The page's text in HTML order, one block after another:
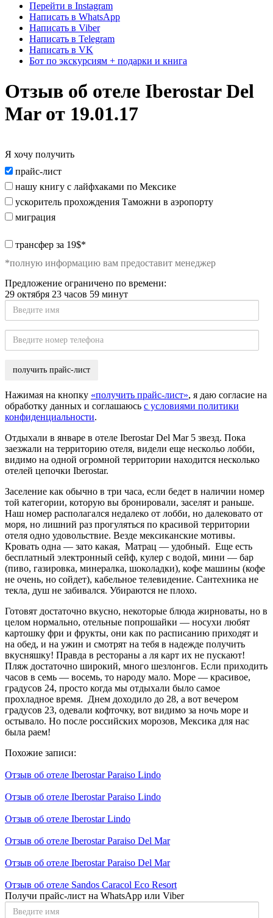
Перейти в Instagram
Написать в WhatsApp
Написать в Viber
Написать в Telegram
Написать в VK
Бот по экскурсиям + подарки и книга
Отзыв об отеле Iberostar Del
Mar от 19.01.17
Я хочу получить
Я
хочу
получить:
прайс-лист
нашу книгу с лайфхаками по Мексике
ускоритель прохождения Таможни в аэропорту
миграция
special_offer2
трансфер за 19$*
*полную информацию вам предоставит менеджер
Предложение ограничено по времени:
29 октября 23 часов 59 минут
Введите
имя
Введите
номер
Нажимая на кнопку «получить прайс-лист», я даю согласие на
обработку данных и соглашаюсь с условиями политики
конфиденциальности.
Отдыхали в январе в отеле Iberostar Del Mar 5 звезд. Пока
заезжали на территорию отеля, видели еще нескольо лобби,
видимо на одной огромной территории находится несколько
отелей цепочки Iberostar.
Заселение как обычно в три часа, если бедет в наличии номер
той категории, которую вы бронировали, заселят и раньше.
Наш номер располагался недалеко от лобби, но далековато от
моря, но лишний раз прогуляться по красивой территории
отеля одно удовольствие. Везде мексиканские мотивы.
Кровать одна — зато какая, Матрац — удобный. Еще есть
бесплатный электронный сейф, кулер с водой, мини — бар
(пиво, газировка, минералка, шоколадки), кофе машины (кофе
не очень, но сойдет), кабельное телевидение. Сантехника не
текла, душ не забивался. Убираются не плохо.
Готовят достаточно вкусно, некоторые блюда жирноваты, но в
целом нормально, отельные попрошайки — носухи любят
картошку фри и фрукты, они как по расписанию приходят и
на обед, и на ужин и смотрят на тебя в надежде получить
вкусняшку! Правда в рестораны а ля карт их не пускают!
Пляж достаточно широкий, много шезлонгов. Если приходить
часов в семь — восемь, то народу мало. Море — красивое,
градусов 24, просто когда мы отдыхали было самое
прохладное время. Днем доходило до 28, а вот вечером
градусов 23, одевали кофточку, вот видимо за ночь море и
остывало. Но после российских морозов, Мексика для нас
была раем!
Похожие записи:
Отзыв об отеле Iberostar Paraiso Lindo
Отзыв об отеле Iberostar Paraiso Lindo
Отзыв об отеле Iberostar Lindo
Отзыв об отеле Iberostar Paraiso Del Mar
Отзыв об отеле Iberostar Paraiso Del Mar
Отзыв об отеле Sandos Caracol Eco Resort
Получи прайс-лист на WhatsApp или Viber
Введите